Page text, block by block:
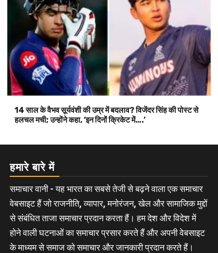
14 साल के वैभव सूर्यवंशी की उम्र में बदलाव? विजेंदर सिंह की पोस्ट से
हलचल मची; उन्होंने कहा, ‘इन दिनों क्रिकेट में….’
हमारे बारे में
समाचार वानी - यह भारत का सबसे तेजी से बढ़ने वाला एक समाचार
वेबसाइट हैं जो राजनीति, व्यापार, मनोरंजन, खेल और सामाजिक मुद्दों
से संबंधित ताजा समाचार प्रदान करता हैं। हम देश और विदेश में
होने वाली घटनाओं का समाचार प्रसार करते हैं और अपनी वेबसाइट
के माध्यम से समाज को समाचार और जानकारी प्रदान करते हैं।